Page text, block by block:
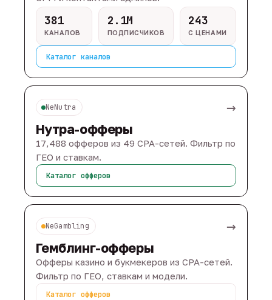
381
КАНАЛОВ
2.1M
ПОДПИСЧИКОВ
243
С ЦЕНАМИ
Каталог каналов
NeNutra →
Нутра-офферы
17,488 офферов из 49 CPA-сетей. Фильтр по
ГЕО и ставкам.
Каталог офферов
NeGambling →
Гемблинг-офферы
Офферы казино и букмекеров из CPA-сетей.
Фильтр по ГЕО, ставкам и модели.
Каталог офферов